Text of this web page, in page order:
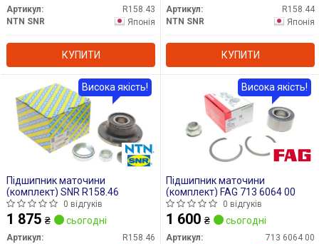
Артикул:
R158.43
NTN SNR
Японія
КУПИТИ
Артикул:
R158.44
NTN SNR
Японія
КУПИТИ
Підшипник маточини
(комплект) SNR R158.46
0 відгуків
1 875 ₴ сьогодні
Артикул:
R158.46
Висока якість!
Підшипник маточини
(комплект) FAG 713 6064 00
0 відгуків
1 600 ₴ сьогодні
Артикул:
713 6064 00
Висока якість!